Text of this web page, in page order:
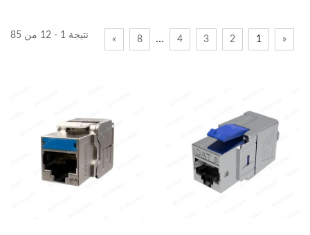
نتيجة 1 - 12 من 85 «
1
2
3
4
…
8
»